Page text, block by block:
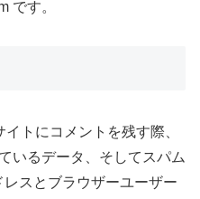
です。
トにコメントを残す際、
いるデータ、そしてスパム
スとブラウザーユーザー